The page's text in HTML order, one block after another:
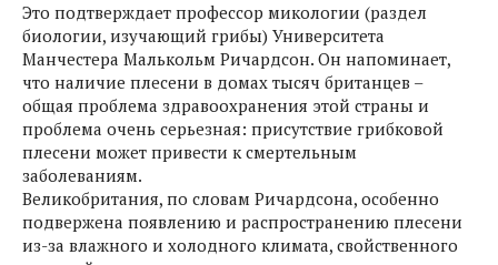
Это подтверждает профессор микологии (раздел
биологии, изучающий грибы) Университета
Манчестера Малькольм Ричардсон. Он напоминает,
что наличие плесени в домах тысяч британцев –
общая проблема здравоохранения этой страны и
проблема очень серьезная: присутствие грибковой
плесени может привести к смертельным
заболеваниям.
Великобритания, по словам Ричардсона, особенно
подвержена появлению и распространению плесени
из-за влажного и холодного климата, свойственного